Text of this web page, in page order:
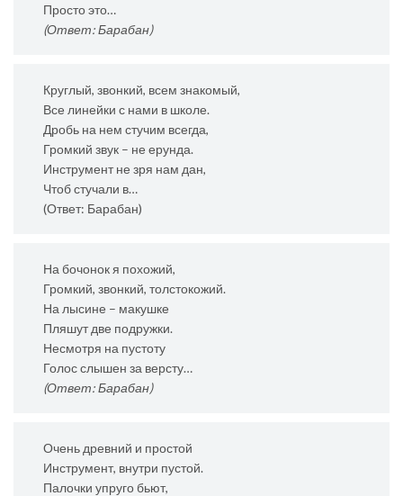
Просто это…
(Ответ: Барабан)
Круглый, звонкий, всем знакомый,
Все линейки с нами в школе.
Дробь на нем стучим всегда,
Громкий звук – не ерунда.
Инструмент не зря нам дан,
Чтоб стучали в…
(Ответ: Барабан)
На бочонок я похожий,
Громкий, звонкий, толстокожий.
На лысине – макушке
Пляшут две подружки.
Несмотря на пустоту
Голос слышен за версту…
(Ответ: Барабан)
Очень древний и простой
Инструмент, внутри пустой.
Палочки упруго бьют,